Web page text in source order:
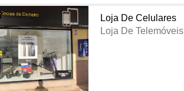
Loja De Celulares
Loja De Telemóveis